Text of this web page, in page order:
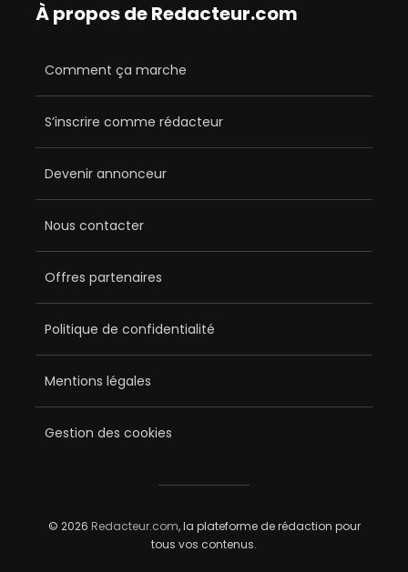
À propos de Redacteur.com
Comment ça marche
S’inscrire comme rédacteur
Devenir annonceur
Nous contacter
Offres partenaires
Politique de confidentialité
Mentions légales
Gestion des cookies
© 2026 Redacteur.com, la plateforme de rédaction pour
tous vos contenus.